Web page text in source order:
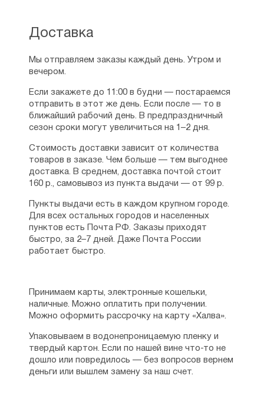
Доставка
Мы отправляем заказы каждый день. Утром и
вечером.
Если закажете до 11:00 в будни — постараемся
отправить в этот же день. Если после — то в
ближайший рабочий день. В предпраздничный
сезон сроки могут увеличиться на 1–2 дня.
Стоимость доставки зависит от количества
товаров в заказе. Чем больше — тем выгоднее
доставка. В среднем, доставка почтой стоит
160 р., самовывоз из пункта выдачи — от 99 р.
Пункты выдачи есть в каждом крупном городе.
Для всех остальных городов и населенных
пунктов есть Почта РФ. Заказы приходят
быстро, за 2–7 дней. Даже Почта России
работает быстро.
Принимаем карты, электронные кошельки,
наличные. Можно оплатить при получении.
Можно оформить рассрочку на карту «Халва».
Упаковываем в водонепроницаемую пленку и
твердый картон. Если по нашей вине что-то не
дошло или повредилось — без вопросов вернем
деньги или вышлем замену за наш счет.